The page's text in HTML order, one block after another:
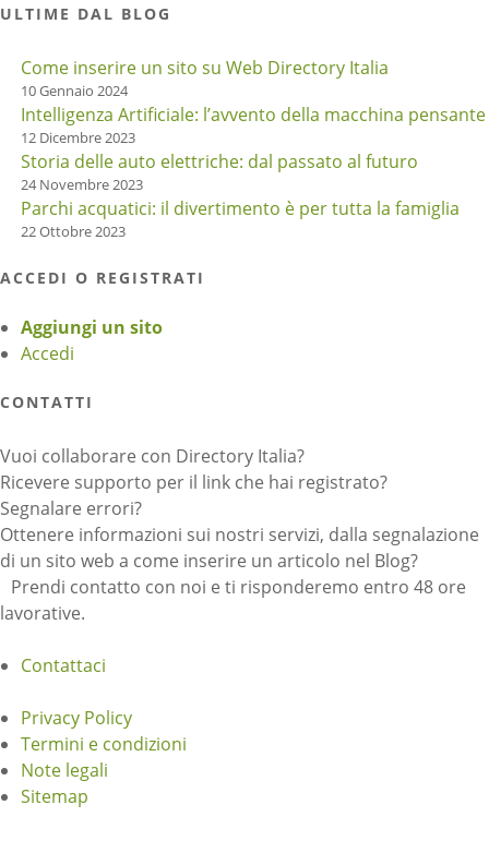
ULTIME DAL BLOG
Come inserire un sito su Web Directory Italia
10 Gennaio 2024
Intelligenza Artificiale: l’avvento della macchina pensante
12 Dicembre 2023
Storia delle auto elettriche: dal passato al futuro
24 Novembre 2023
Parchi acquatici: il divertimento è per tutta la famiglia
22 Ottobre 2023
ACCEDI O REGISTRATI
Aggiungi un sito
Accedi
CONTATTI
Vuoi collaborare con Directory Italia?
Ricevere supporto per il link che hai registrato?
Segnalare errori?
Ottenere informazioni sui nostri servizi, dalla segnalazione
di un sito web a come inserire un articolo nel Blog?
Prendi contatto con noi e ti risponderemo entro 48 ore
lavorative.
Contattaci
Privacy Policy
Termini e condizioni
Note legali
Sitemap